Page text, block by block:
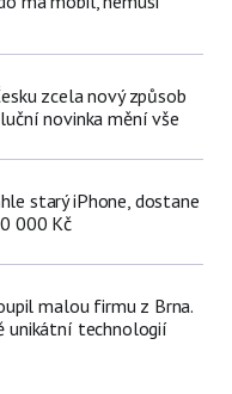
zcela nový způsob
novinka mění vše
starý iPhone, dostane
000 Kč
malou firmu z Brna.
unikátní technologií